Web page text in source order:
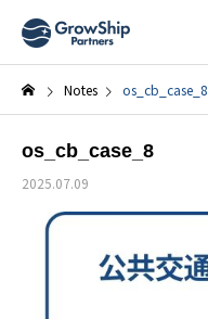
Notes os_cb_case_8
os_cb_case_8
2025.07.09